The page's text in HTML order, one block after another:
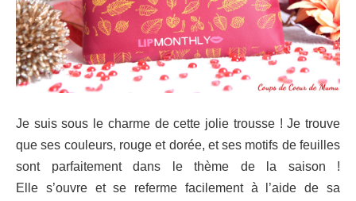
Je suis sous le charme de cette jolie trousse ! Je trouve
que ses couleurs, rouge et dorée, et ses motifs de feuilles
sont parfaitement dans le thème de la saison !
Elle s’ouvre et se referme facilement à l’aide de sa